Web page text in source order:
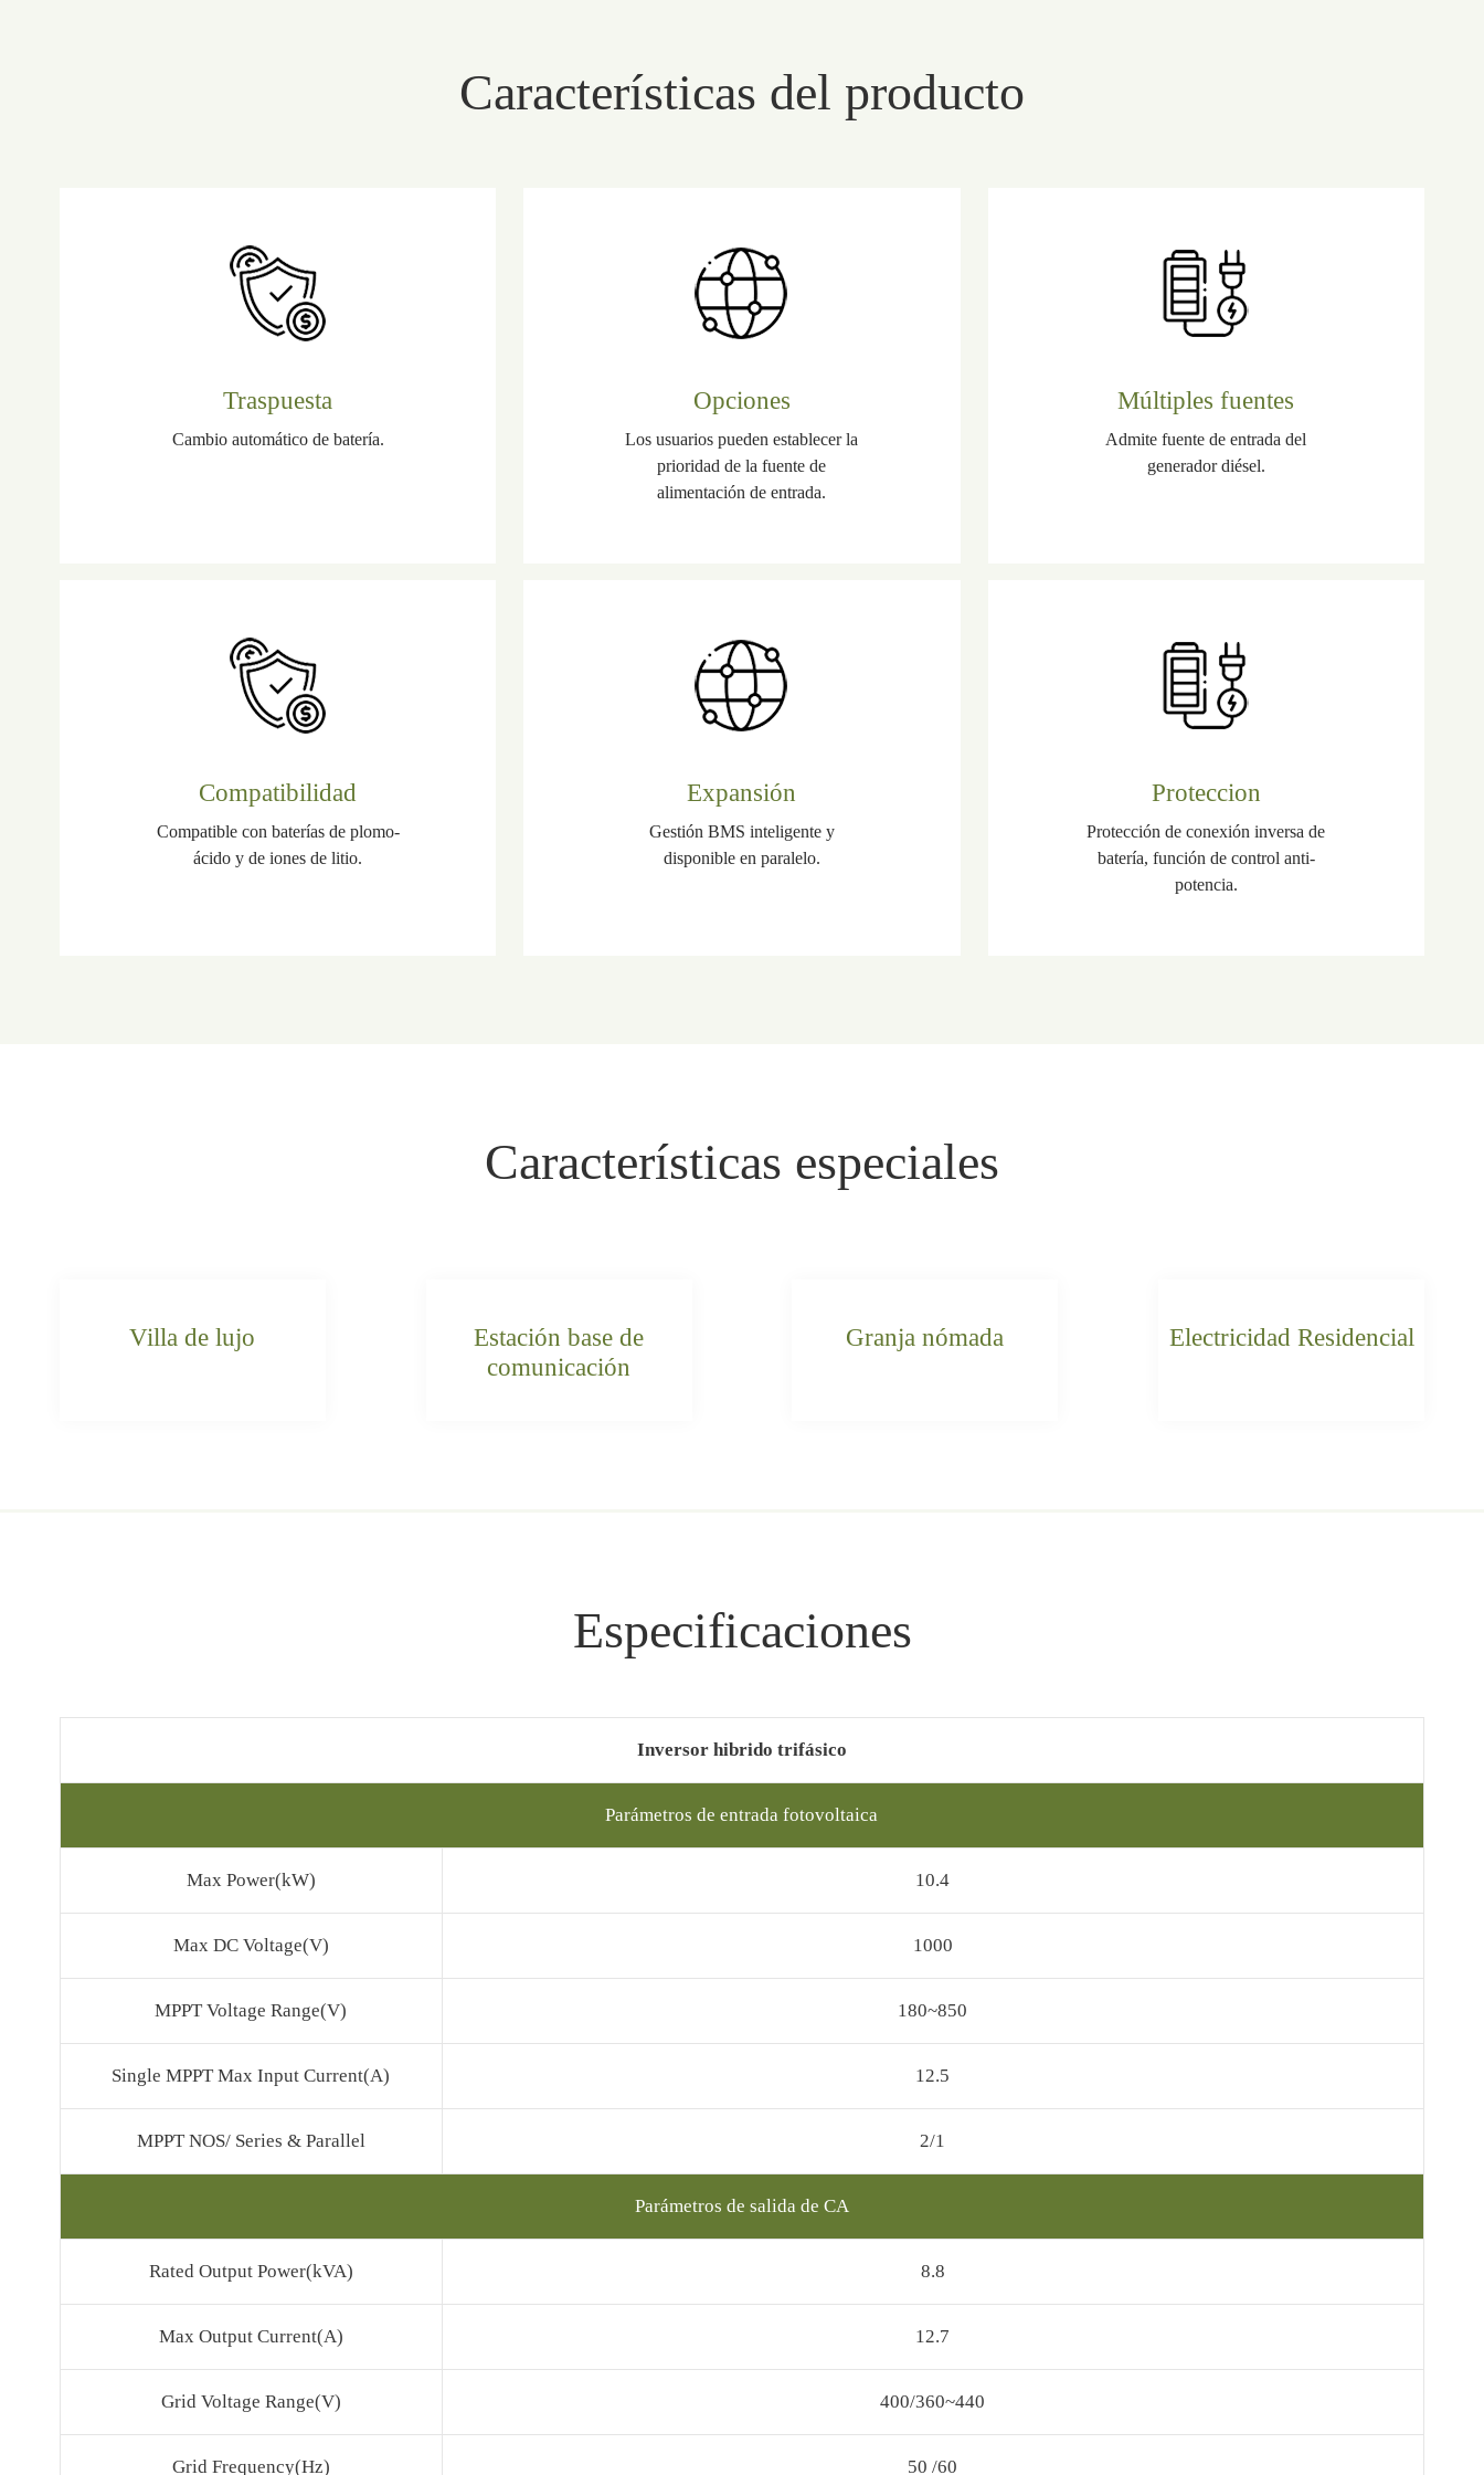
Características del producto
Traspuesta
Cambio automático de batería.
Opciones
Los usuarios pueden establecer la
prioridad de la fuente de
alimentación de entrada.
Múltiples fuentes
Admite fuente de entrada del
generador diésel.
Compatibilidad
Compatible con baterías de plomo-
ácido y de iones de litio.
Expansión
Gestión BMS inteligente y
disponible en paralelo.
Proteccion
Protección de conexión inversa de
batería, función de control anti-
potencia.
Características especiales
Villa de lujo
Estación base de
comunicación
Granja nómada Electricidad Residencial
Especificaciones
Inversor hibrido trifásico
Parámetros de entrada fotovoltaica
Max Power(kW) 10.4
Max DC Voltage(V) 1000
MPPT Voltage Range(V) 180~850
Single MPPT Max Input Current(A) 12.5
MPPT NOS/ Series & Parallel 2/1
Parámetros de salida de CA
Rated Output Power(kVA) 8.8
Max Output Current(A) 12.7
Grid Voltage Range(V) 400/360~440
Grid Frequency(Hz) 50 /60